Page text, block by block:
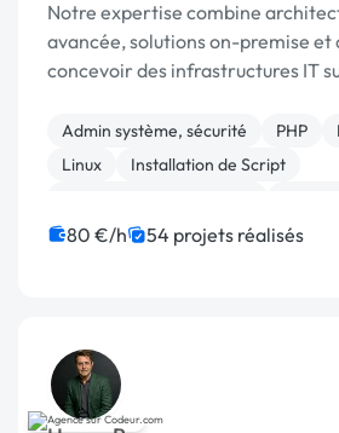
Notre expertise combine
avancée, solutions on-premise et
concevoir des infrastructures IT
les entrepri
Admin système, sécurité PHP
Linux
Installation de Script
Joomla
Emailing
80 €/h 54 projets réalisés